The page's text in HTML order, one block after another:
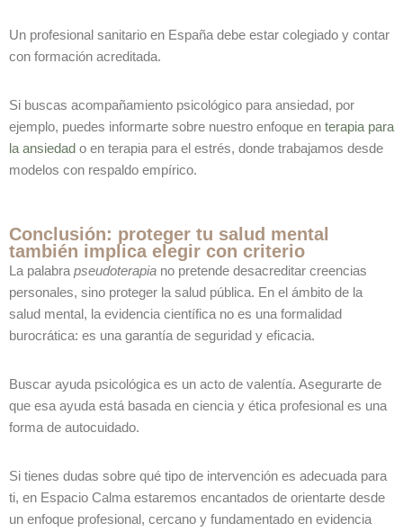
Un profesional sanitario en España debe estar colegiado y contar
con formación acreditada.
Si buscas acompañamiento psicológico para ansiedad, por
ejemplo, puedes informarte sobre nuestro enfoque en terapia para
la ansiedad o en terapia para el estrés, donde trabajamos desde
modelos con respaldo empírico.
Conclusión: proteger tu salud mental
también implica elegir con criterio
La palabrapseudoterapia no pretende desacreditar creencias
personales, sino proteger la salud pública. En el ámbito de la
salud mental, la evidencia científica no es una formalidad
burocrática: es una garantía de seguridad y eficacia.
Buscar ayuda psicológica es un acto de valentía. Asegurarte de
que esa ayuda está basada en ciencia y ética profesional es una
forma de autocuidado.
Si tienes dudas sobre qué tipo de intervención es adecuada para
ti, en Espacio Calma estaremos encantados de orientarte desde
un enfoque profesional, cercano y fundamentado en evidencia